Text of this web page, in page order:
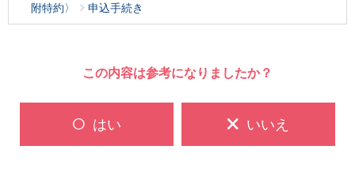
附特約〉
申込手続き
この内容は参考になりましたか？
はい いいえ